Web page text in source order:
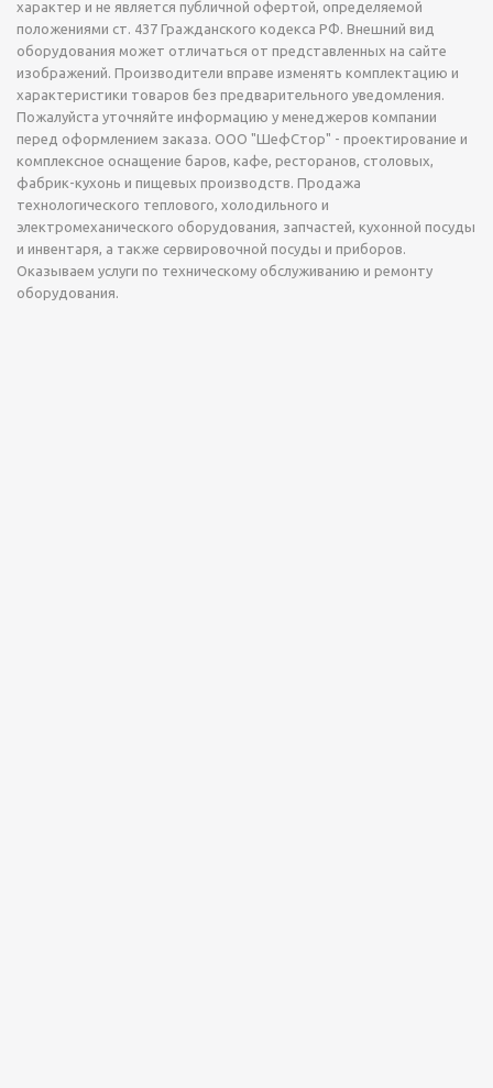
характер и не является публичной офертой, определяемой
положениями ст. 437 Гражданского кодекса РФ. Внешний вид
оборудования может отличаться от представленных на сайте
изображений. Производители вправе изменять комплектацию и
характеристики товаров без предварительного уведомления.
Пожалуйста уточняйте информацию у менеджеров компании
перед оформлением заказа. ООО "ШефСтор" - проектирование и
комплексное оснащение баров, кафе, ресторанов, столовых,
фабрик-кухонь и пищевых производств. Продажа
технологического теплового, холодильного и
электромеханического оборудования, запчастей, кухонной посуды
и инвентаря, а также сервировочной посуды и приборов.
Оказываем услуги по техническому обслуживанию и ремонту
оборудования.